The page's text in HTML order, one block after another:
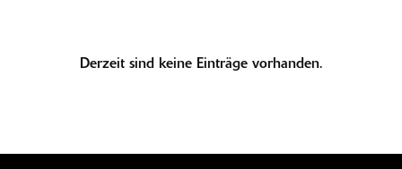
Derzeit sind keine Einträge vorhanden.